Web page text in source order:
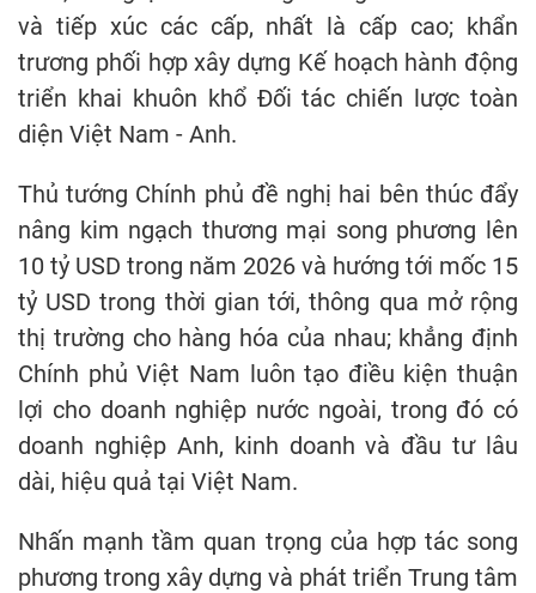
và tiếp xúc các cấp, nhất là cấp cao; khẩn
trương phối hợp xây dựng Kế hoạch hành động
triển khai khuôn khổ Đối tác chiến lược toàn
diện Việt Nam - Anh.
Thủ tướng Chính phủ đề nghị hai bên thúc đẩy
nâng kim ngạch thương mại song phương lên
10 tỷ USD trong năm 2026 và hướng tới mốc 15
tỷ USD trong thời gian tới, thông qua mở rộng
thị trường cho hàng hóa của nhau; khẳng định
Chính phủ Việt Nam luôn tạo điều kiện thuận
lợi cho doanh nghiệp nước ngoài, trong đó có
doanh nghiệp Anh, kinh doanh và đầu tư lâu
dài, hiệu quả tại Việt Nam.
Nhấn mạnh tầm quan trọng của hợp tác song
phương trong xây dựng và phát triển Trung tâm